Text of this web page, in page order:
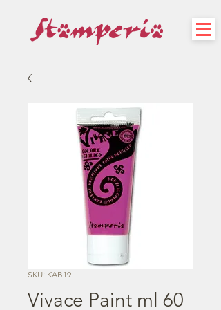
SKU: KAB19
Vivace Paint ml 60